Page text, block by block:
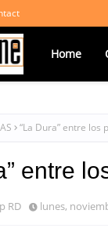
Home
“La Dura” entre los
entre
RD lunes,